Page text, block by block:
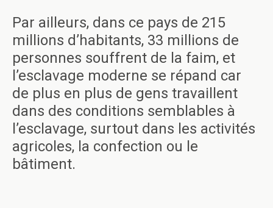
Par ailleurs, dans ce pays de 215
millions d’habitants, 33 millions de
personnes souffrent de la faim, et
l’esclavage moderne se répand car
de plus en plus de gens travaillent
dans des conditions semblables à
l’esclavage, surtout dans les activités
agricoles, la confection ou le
bâtiment.